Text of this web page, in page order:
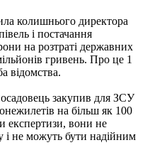
колишнього директора
і постачання
на розтраті державних
гривень. Про це 1
відомства.
закупив для ЗСУ
на більш як 100
експертизи, вони не
і не можуть бути надійним